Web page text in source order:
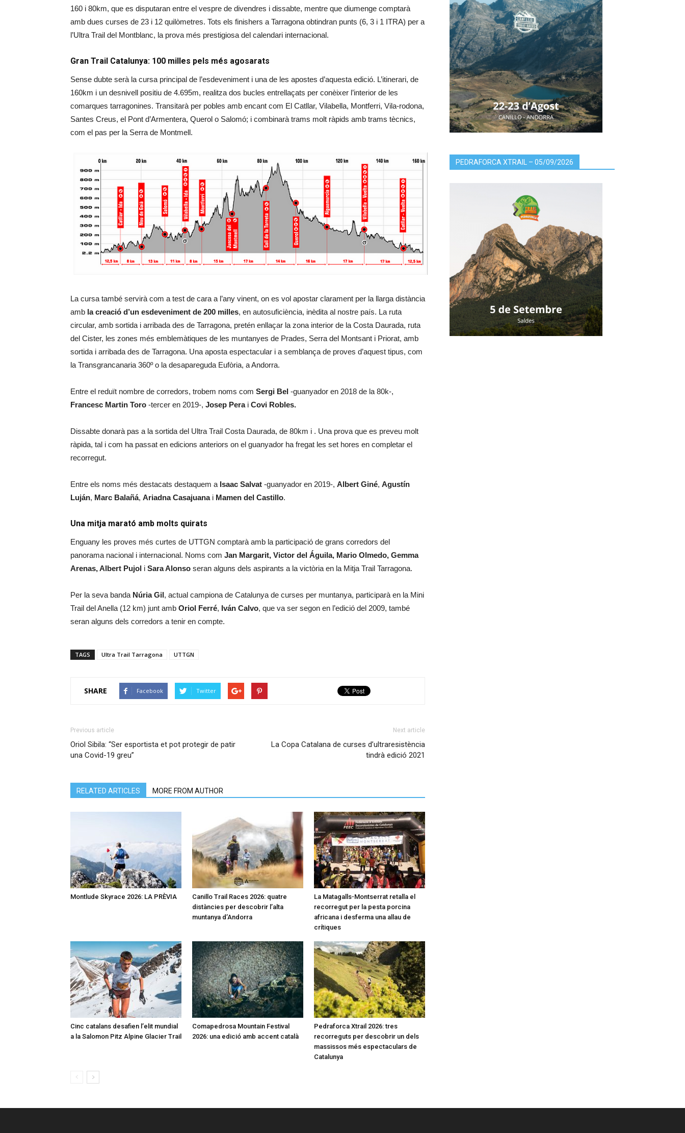
160 i 80km, que es disputaran entre el vespre de divendres i dissabte, mentre que diumenge comptarà
amb dues curses de 23 i 12 quilòmetres. Tots els finishers a Tarragona obtindran punts (6, 3 i 1 ITRA) per a
l’Ultra Trail del Montblanc, la prova més prestigiosa del calendari internacional.
Gran Trail Catalunya: 100 milles pels més agosarats
Sense dubte serà la cursa principal de l’esdeveniment i una de les apostes d’aquesta edició. L’itinerari, de
160km i un desnivell positiu de 4.695m, realitza dos bucles entrellaçats per conèixer l’interior de les
comarques tarragonines. Transitarà per pobles amb encant com El Catllar, Vilabella, Montferri, Vila-rodona,
Santes Creus, el Pont d’Armentera, Querol o Salomó; i combinarà trams molt ràpids amb trams tècnics,
com el pas per la Serra de Montmell.
La cursa també servirà com a test de cara a l’any vinent, on es vol apostar clarament per la llarga distància
amb la creació d’un esdeveniment de 200 milles, en autosuficiència, inèdita al nostre país. La ruta
circular, amb sortida i arribada des de Tarragona, pretén enllaçar la zona interior de la Costa Daurada, ruta
del Cister, les zones més emblemàtiques de les muntanyes de Prades, Serra del Montsant i Priorat, amb
sortida i arribada des de Tarragona. Una aposta espectacular i a semblança de proves d’aquest tipus, com
la Transgrancanaria 360º o la desapareguda Eufòria, a Andorra.
Entre el reduït nombre de corredors, trobem noms com Sergi Bel -guanyador en 2018 de la 80k-,
Francesc Martin Toro -tercer en 2019-, Josep Perai Covi Robles.
Dissabte donarà pas a la sortida del Ultra Trail Costa Daurada, de 80km i . Una prova que es preveu molt
ràpida, tal i com ha passat en edicions anteriors on el guanyador ha fregat les set hores en completar el
recorregut.
Entre els noms més destacats destaquem a Isaac Salvat -guanyador en 2019-, Albert Giné, Agustín
Luján, Marc Balañá, Ariadna Casajuanai Mamen del Castillo.
Una mitja marató amb molts quirats
Enguany les proves més curtes de UTTGN comptarà amb la participació de grans corredors del
panorama nacional i internacional. Noms com Jan Margarit, Victor del Águila, Mario Olmedo, Gemma
Arenas, Albert Pujol i Sara Alonso seran alguns dels aspirants a la victòria en la Mitja Trail Tarragona.
Per la seva banda Núria Gil, actual campiona de Catalunya de curses per muntanya, participarà en la Mini
Trail del Anella (12 km) junt amb Oriol Ferré, Iván Calvo, que va ser segon en l’edició del 2009, també
seran alguns dels corredors a tenir en compte.
TAGS Ultra Trail Tarragona UTTGN
SHARE Facebook Twitter
Previous article
Oriol Sibila: “Ser esportista et pot protegir de patir
una Covid-19 greu”
Next article
La Copa Catalana de curses d’ultraresistència
tindrà edició 2021
RELATED ARTICLES MORE FROM AUTHOR
Montlude Skyrace 2026: LA PRÈVIA
Canillo Trail Races 2026: quatre
distàncies per descobrir l’alta
muntanya d’Andorra
La Matagalls-Montserrat retalla el
recorregut per la pesta porcina
africana i desferma una allau de
crítiques
Cinc catalans desafien l’elit mundial
a la Salomon Pitz Alpine Glacier Trail
Comapedrosa Mountain Festival
2026: una edició amb accent català
Pedraforca Xtrail 2026: tres
recorreguts per descobrir un dels
massissos més espectaculars de
Catalunya
PEDRAFORCA XTRAIL – 05/09/2026